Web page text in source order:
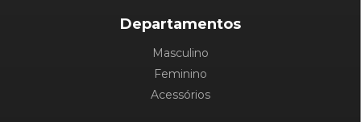
Departamentos
Masculino
Feminino
Acessórios